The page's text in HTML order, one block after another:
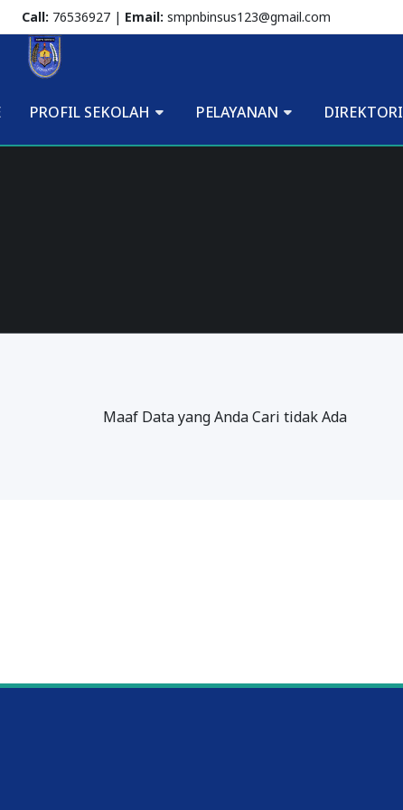
Call: 76536927 | Email: smpnbinsus123@gmail.com
PROFIL SEKOLAH PELAYANAN DIREKTORI
Maaf Data yang Anda Cari tidak Ada